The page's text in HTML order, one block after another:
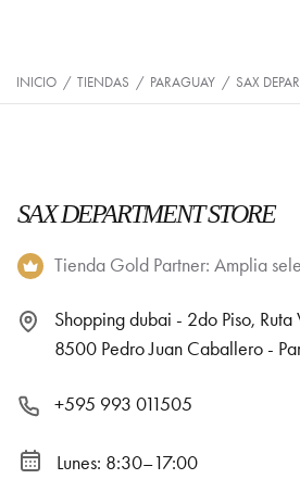
INICIO / TIENDAS / PARAGUAY / SAX
SAX DEPARTMENT STORE
Tienda Gold Partner: Amplia
Shopping dubai - 2do Piso,
8500 Pedro Juan Caballero -
+595 993 011505
Lunes: 8:30–17:00